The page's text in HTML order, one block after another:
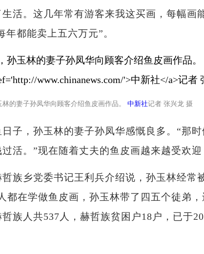
活。这几年常有游客来我这买画，每幅画
都能卖上五六万元”。
林的妻子孙凤华向顾客介绍鱼皮画作品。 中新社记者 张兴龙 摄
，孙玉林的妻子孙凤华感慨良多。“那时
活。”现在随着丈夫的鱼皮画越来越受欢迎
乡党委书记王利兵介绍说，孙玉林经常
都在学做鱼皮画，孙玉林带了四五个徒弟
族人共537人，赫哲族贫困户18户，已于